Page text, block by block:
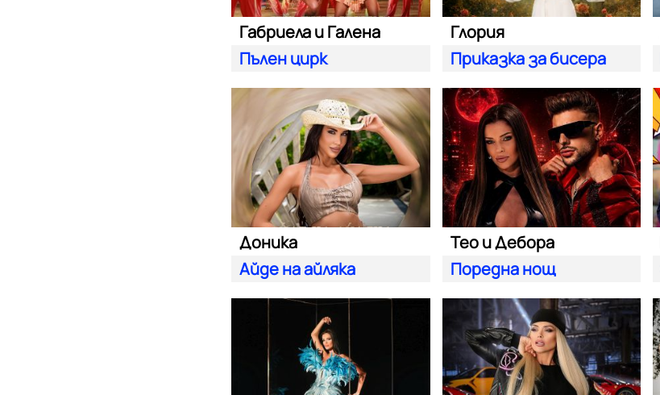
Габриела и Галена
Пълен цирк
Глория
Приказка за бисера
Доника
Айде на айляка
Тео и Дебора
Поредна нощ